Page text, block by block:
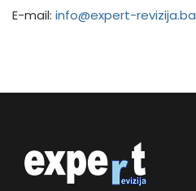
E-mail: info@expert-revizija.ba